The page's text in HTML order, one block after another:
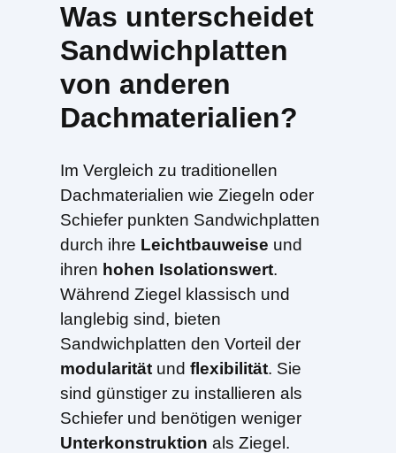
Was unterscheidet
Sandwichplatten
von anderen
Dachmaterialien?
Im Vergleich zu traditionellen
Dachmaterialien wie Ziegeln oder
Schiefer punkten Sandwichplatten
durch ihre Leichtbauweise und
ihren hohen Isolationswert.
Während Ziegel klassisch und
langlebig sind, bieten
Sandwichplatten den Vorteil der
modularität und flexibilität. Sie
sind günstiger zu installieren als
Schiefer und benötigen weniger
Unterkonstruktion als Ziegel.